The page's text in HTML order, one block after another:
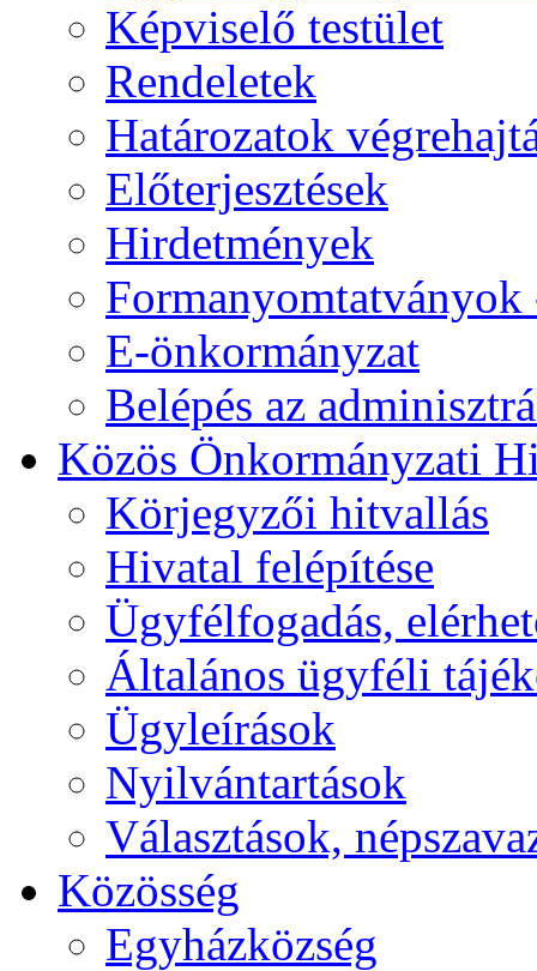
Képviselő testület
Rendeletek
Határozatok
Előterjesztések
Hirdetmények
E-önkormányzat
Belépés az
Közös Önkormányzati
Körjegyzői hitvallás
Hivatal felépítése
Ügyfélfogadás,
Általános ügyféli
Ügyleírások
Nyilvántartások
Választások,
Közösség
Egyházközség